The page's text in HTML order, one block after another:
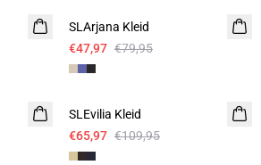
SLArjana Kleid
€47,97 €79,95
- 40%
SLEvilia Kleid
€65,97 €109,95